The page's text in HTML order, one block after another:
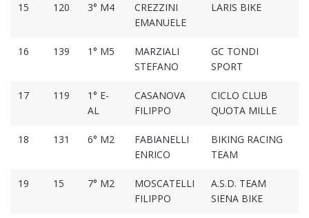
15 120 3° M4
CREZZINI
EMANUELE
LARIS BIKE
16 139 1° M5
MARZIALI
STEFANO
GC TONDI
SPORT
17 119
1° E-
AL
CASANOVA
FILIPPO
CICLO CLUB
QUOTA MILLE
18 131 6° M2
FABIANELLI
ENRICO
BIKING RACING
TEAM
19 15 7° M2
MOSCATELLI
FILIPPO
A.S.D. TEAM
SIENA BIKE